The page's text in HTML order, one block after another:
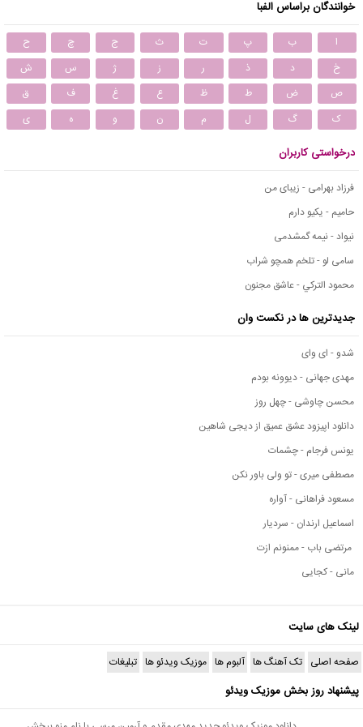
خوانندگان براساس الفبا
ا ب پ ت ث ج چ
ح
خ
د ذ ر ز ژ س
ش
ص
ض ط ظ ع غ ف
ق
ک
گ ل م ن و ه ی
درخواستی کاربران
فرزاد بهرامی - زیبای من
حامیم - یکیو دارم
نیواد - نیمه گمشدمی
سامی لو - تلخم همچو شراب
محمود التركي - عاشق مجنون
جدیدترین ها در نکست وان
شدو - ای وای
مهدی جهانی - دیوونه بودم
محسن چاوشی - چهل روز
دانلود اپیزود عشق عمیق از دیجی شاهین
یونس فرجام - چشمات
مصطفی میری - تو ولی باور نکن
مسعود فراهانی - آواره
اسماعیل ارندان - سردیار
مرتضی باب - ممنونم ازت
مانی - کجایی
لینک های سایت
صفحه اصلی تک آهنگ ها آلبوم ها موزیک ویدئو ها تبلیغات
پیشنهاد روز بخش موزیک ویدئو